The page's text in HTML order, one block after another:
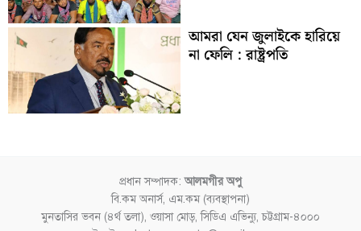
আমরা যেন জুলাইকে হারিয়ে
না ফেলি : রাষ্ট্রপতি
প্রধান সম্পাদক:আলমগীর অপু
বি.কম অনার্স, এম.কম (ব্যবস্থাপনা)
মুনতাসির ভবন (৪র্থ তলা), ওয়াসা মোড়, সিডিএ এভিন্যু, চট্টগ্রাম-৪০০০